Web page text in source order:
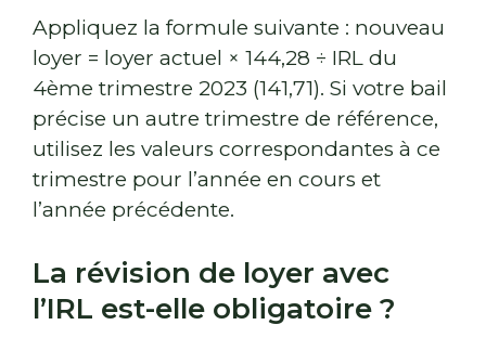
Appliquez la formule suivante : nouveau
loyer = loyer actuel × 144,28 ÷ IRL du
4ème trimestre 2023 (141,71). Si votre bail
précise un autre trimestre de référence,
utilisez les valeurs correspondantes à ce
trimestre pour l’année en cours et
l’année précédente.
La révision de loyer avec
l’IRL est-elle obligatoire ?